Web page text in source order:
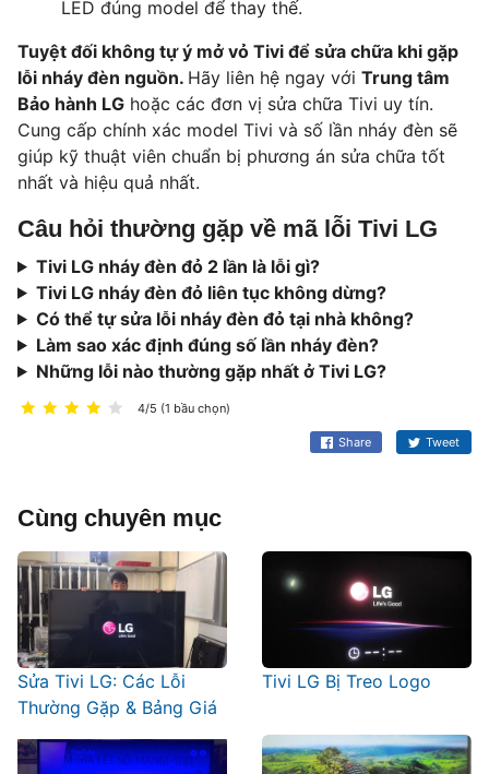
LED đúng model để thay thế.
Tuyệt đối không tự ý mở vỏ Tivi để sửa chữa khi gặp
lỗi nháy đèn nguồn. Hãy liên hệ ngay với Trung tâm
Bảo hành LG hoặc các đơn vị sửa chữa Tivi uy tín.
Cung cấp chính xác model Tivi và số lần nháy đèn sẽ
giúp kỹ thuật viên chuẩn bị phương án sửa chữa tốt
nhất và hiệu quả nhất.
Câu hỏi thường gặp về mã lỗi Tivi LG
Tivi LG nháy đèn đỏ 2 lần là lỗi gì?
Tivi LG nháy đèn đỏ liên tục không dừng?
Có thể tự sửa lỗi nháy đèn đỏ tại nhà không?
Làm sao xác định đúng số lần nháy đèn?
Những lỗi nào thường gặp nhất ở Tivi LG?
4/5 (1 bầu chọn)
Share Tweet
Cùng chuyên mục
Sửa Tivi LG: Các Lỗi
Thường Gặp & Bảng Giá
Tivi LG Bị Treo Logo